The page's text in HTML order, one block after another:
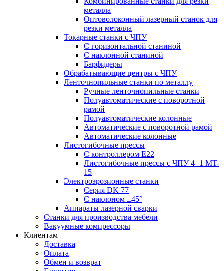
металла
Оптоволоконный лазерный станок для
резки металла
Токарные станки с ЧПУ
С горизонтальной станиной
С наклонной станиной
Барфидеры
Обрабатывающие центры с ЧПУ
Ленточнопильные станки по металлу
Ручные ленточнопильные станки
Полуавтоматические с поворотной
рамой
Полуавтоматические колонные
Автоматические с поворотной рамой
Автоматические колонные
Листогибочные прессы
С контроллером E22
Листогибочные прессы с ЧПУ 4+1 MT-
15
Электроэрозионные станки
Серия DK 77
С наклоном ±45°
Аппараты лазерной сварки
Станки для производства мебели
Вакуумные компрессоры
Клиентам
Доставка
Оплата
Обмен и возврат